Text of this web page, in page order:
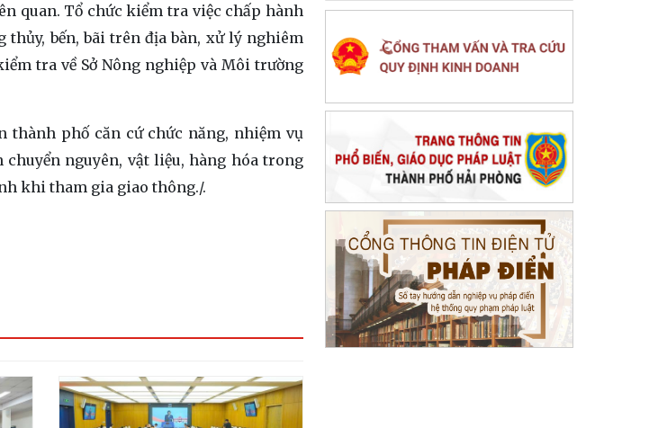
quan. Tổ chức kiểm tra việc chấp hành
thủy, bến, bãi trên địa bàn, xử lý nghiêm
tra về Sở Nông nghiệp và Môi trường
thành phố căn cứ chức năng, nhiệm vụ
nguyên, vật liệu, hàng hóa trong
khi tham gia giao thông./.